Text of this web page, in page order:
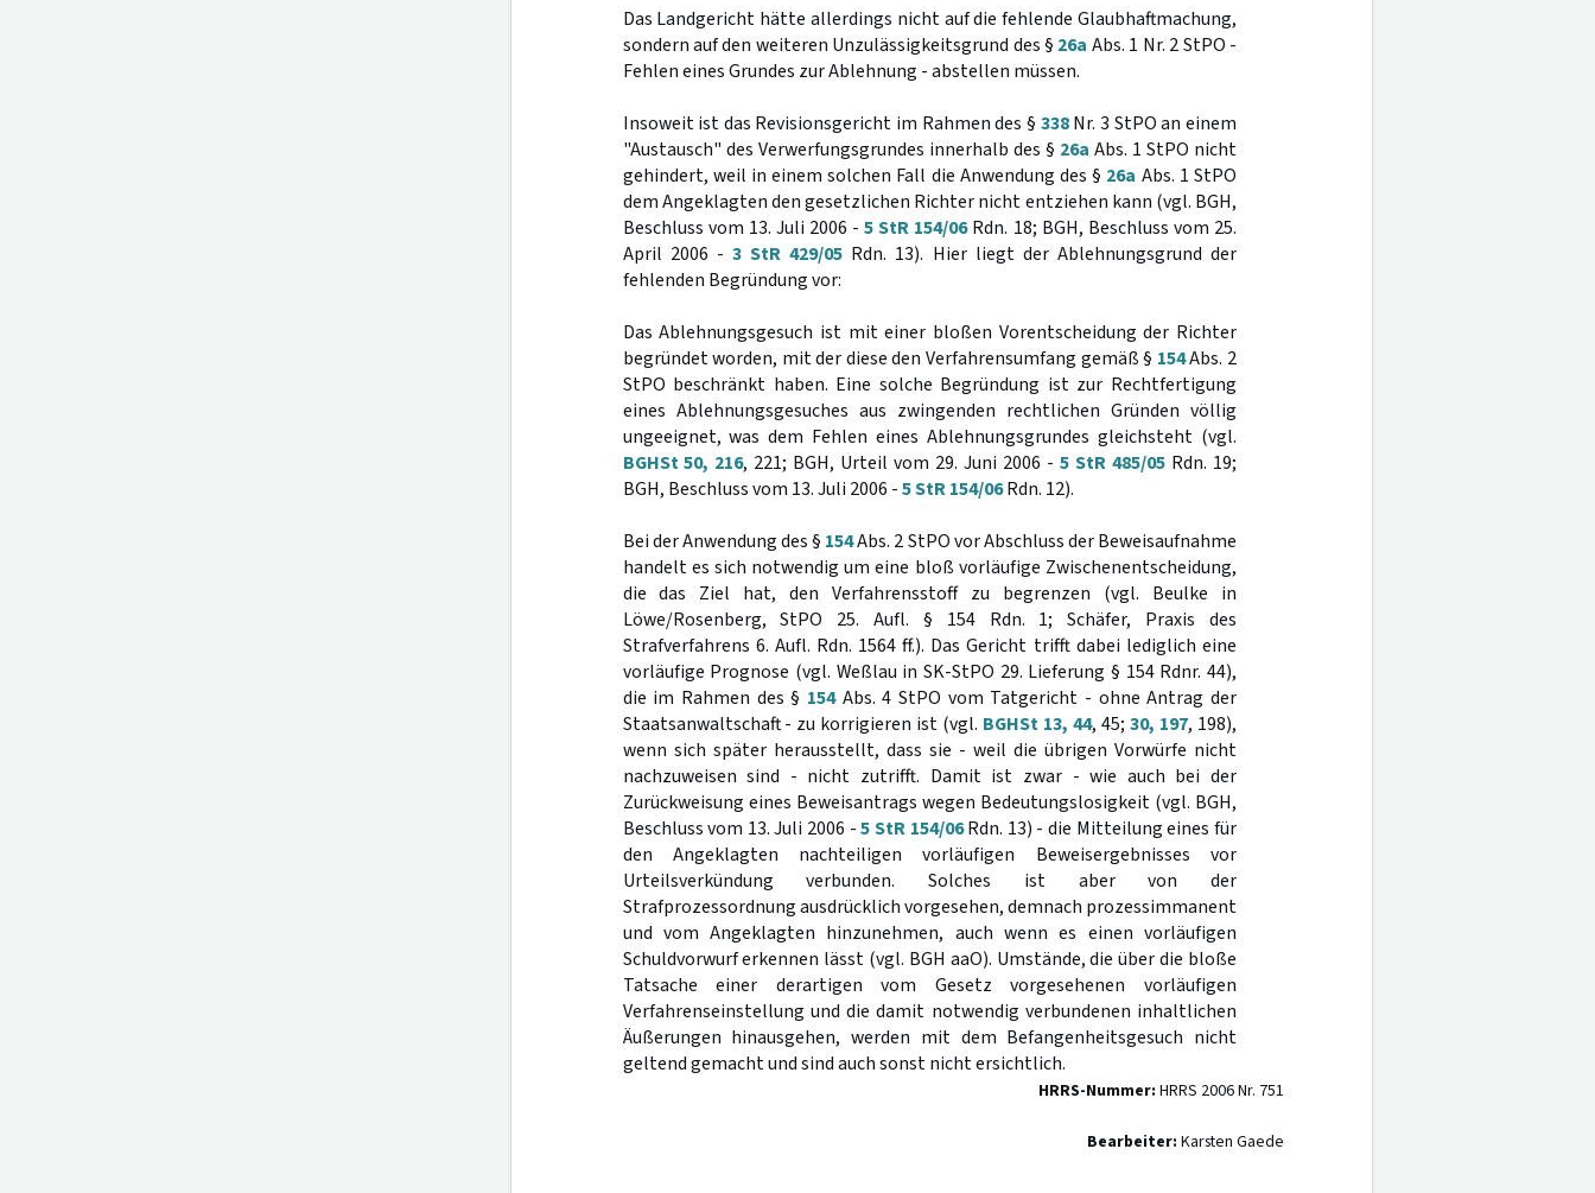
Das Landgericht hätte allerdings nicht auf die fehlende Glaubhaftmachung,
sondern auf den weiteren Unzulässigkeitsgrund des § 26a Abs. 1 Nr. 2 StPO -
Fehlen eines Grundes zur Ablehnung - abstellen müssen.
Insoweit ist das Revisionsgericht im Rahmen des § 338Nr. 3 StPO an einem
"Austausch" des Verwerfungsgrundes innerhalb des § 26a Abs. 1 StPO nicht
gehindert, weil in einem solchen Fall die Anwendung des § 26a Abs. 1 StPO
dem Angeklagten den gesetzlichen Richter nicht entziehen kann (vgl. BGH,
Beschluss vom 13. Juli 2006 -5 StR 154/06Rdn. 18; BGH, Beschluss vom 25.
April 2006 - 3 StR 429/05 Rdn. 13). Hier liegt der Ablehnungsgrund der
fehlenden Begründung vor:
Das Ablehnungsgesuch ist mit einer bloßen Vorentscheidung der Richter
begründet worden, mit der diese den Verfahrensumfang gemäß § 154Abs. 2
StPO beschränkt haben. Eine solche Begründung ist zur Rechtfertigung
eines Ablehnungsgesuches aus zwingenden rechtlichen Gründen völlig
ungeeignet, was dem Fehlen eines Ablehnungsgrundes gleichsteht (vgl.
BGHSt 50, 216, 221; BGH, Urteil vom 29. Juni 2006 -5 StR 485/05 Rdn. 19;
BGH, Beschluss vom 13. Juli 2006 -5 StR 154/06Rdn. 12).
Bei der Anwendung des § 154Abs. 2 StPO vor Abschluss der Beweisaufnahme
handelt es sich notwendig um eine bloß vorläufige Zwischenentscheidung,
die das Ziel hat, den Verfahrensstoff zu begrenzen (vgl. Beulke in
Löwe/Rosenberg, StPO 25. Aufl. § 154 Rdn. 1; Schäfer, Praxis des
Strafverfahrens 6. Aufl. Rdn. 1564 ff.). Das Gericht trifft dabei lediglich eine
vorläufige Prognose (vgl. Weßlau in SK-StPO 29. Lieferung § 154 Rdnr. 44),
die im Rahmen des § 154Abs. 4 StPO vom Tatgericht - ohne Antrag der
Staatsanwaltschaft - zu korrigieren ist (vgl. BGHSt 13, 44, 45;30, 197, 198),
wenn sich später herausstellt, dass sie - weil die übrigen Vorwürfe nicht
nachzuweisen sind - nicht zutrifft. Damit ist zwar - wie auch bei der
Zurückweisung eines Beweisantrags wegen Bedeutungslosigkeit (vgl. BGH,
Beschluss vom 13. Juli 2006 -5 StR 154/06Rdn. 13) - die Mitteilung eines für
den Angeklagten nachteiligen vorläufigen Beweisergebnisses vor
Urteilsverkündung verbunden. Solches ist aber von der
Strafprozessordnung ausdrücklich vorgesehen, demnach prozessimmanent
und vom Angeklagten hinzunehmen, auch wenn es einen vorläufigen
Schuldvorwurf erkennen lässt (vgl. BGH aaO). Umstände, die über die bloße
Tatsache einer derartigen vom Gesetz vorgesehenen vorläufigen
Verfahrenseinstellung und die damit notwendig verbundenen inhaltlichen
Äußerungen hinausgehen, werden mit dem Befangenheitsgesuch nicht
geltend gemacht und sind auch sonst nicht ersichtlich.
HRRS-Nummer: HRRS 2006 Nr. 751
Bearbeiter: Karsten Gaede